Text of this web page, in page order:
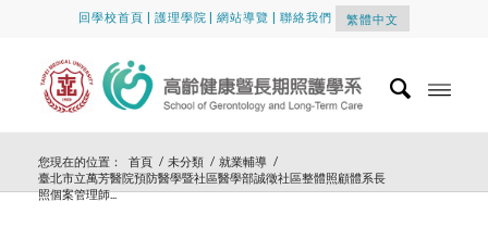
回學校首頁 | 護理學院 |網站導覽 |聯絡我們 繁體中文
您現在的位置： 首頁 / 未分類 / 就業輔導 /
臺北市立萬芳醫院預防醫學暨社區醫學部誠徵社區整體照顧體系長
照個案管理師...